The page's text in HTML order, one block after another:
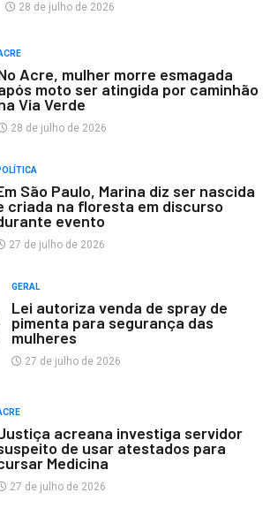
28 de julho de 2026
Acre, mulher morre esmagada
moto ser atingida por caminhão
Via Verde
28 de julho de 2026
São Paulo, Marina diz ser nascida
criada na floresta em discurso
evento
27 de julho de 2026
GERAL
Lei autoriza venda de spray de
pimenta para segurança das
mulheres
27 de julho de 2026
acreana investiga servidor
de usar atestados para
Medicina
27 de julho de 2026